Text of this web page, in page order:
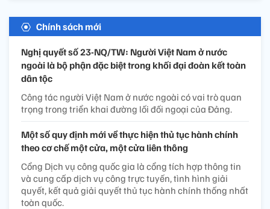
Chính sách mới
Nghị quyết số 23-NQ/TW: Người Việt Nam ở nước
ngoài là bộ phận đặc biệt trong khối đại đoàn kết toàn
dân tộc
Công tác người Việt Nam ở nước ngoài có vai trò quan
trọng trong triển khai đường lối đối ngoại của Đảng.
Một số quy định mới về thực hiện thủ tục hành chính
theo cơ chế một cửa, một cửa liên thông
Cổng Dịch vụ công quốc gia là cổng tích hợp thông tin
và cung cấp dịch vụ công trực tuyến, tình hình giải
quyết, kết quả giải quyết thủ tục hành chính thống nhất
toàn quốc.